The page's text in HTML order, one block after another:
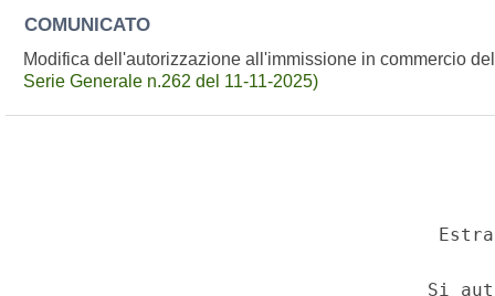
COMUNICATO
Modifica dell'autorizzazione all'immissione in commercio
Serie Generale n.262 del 11-11-2025)